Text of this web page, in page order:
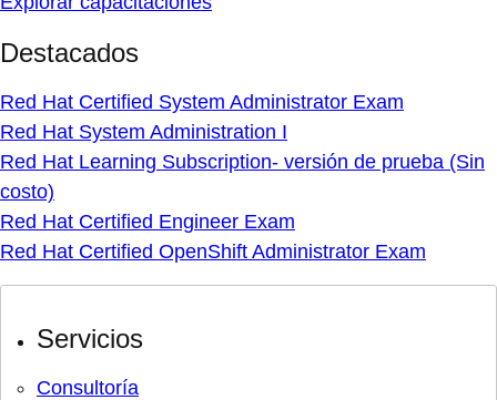
Destacados
Red Hat Certified System Administrator Exam
Red Hat System Administration I
Red Hat Learning Subscription- versión de prueba (Sin
costo)
Red Hat Certified Engineer Exam
Red Hat Certified OpenShift Administrator Exam
Servicios
Consultoría